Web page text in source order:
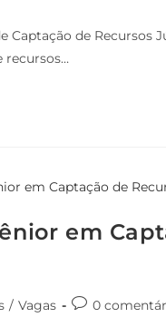
Captação de Recursos
recursos…
em
/ Vagas 0